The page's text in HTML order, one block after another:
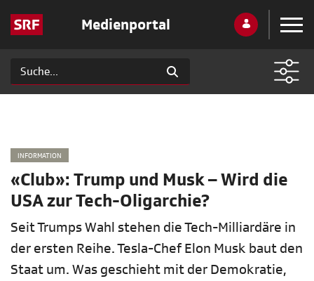
Medienportal
INFORMATION
«Club»: Trump und Musk – Wird die
USA zur Tech-Oligarchie?
Seit Trumps Wahl stehen die Tech-Milliardäre in
der ersten Reihe. Tesla-Chef Elon Musk baut den
Staat um. Was geschieht mit der Demokratie,